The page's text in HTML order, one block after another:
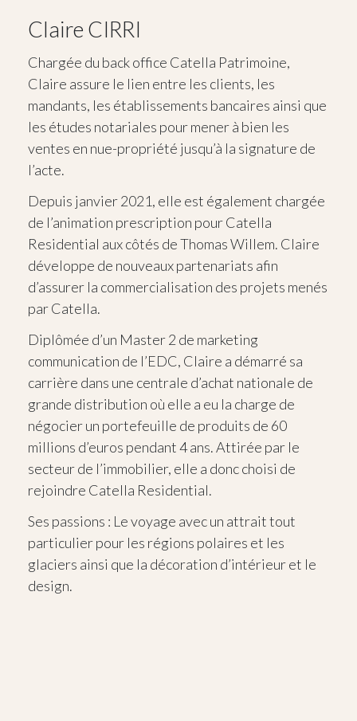
Claire CIRRI
Chargée du back office Catella Patrimoine,
Claire assure le lien entre les clients, les
mandants, les établissements bancaires ainsi que
les études notariales pour mener à bien les
ventes en nue-propriété jusqu’à la signature de
l’acte.
Depuis janvier 2021, elle est également chargée
de l’animation prescription pour Catella
Residential aux côtés de Thomas Willem. Claire
développe de nouveaux partenariats afin
d’assurer la commercialisation des projets menés
par Catella.
Diplômée d’un Master 2 de marketing
communication de l’EDC, Claire a démarré sa
carrière dans une centrale d’achat nationale de
grande distribution où elle a eu la charge de
négocier un portefeuille de produits de 60
millions d’euros pendant 4 ans. Attirée par le
secteur de l’immobilier, elle a donc choisi de
rejoindre Catella Residential.
Ses passions : Le voyage avec un attrait tout
particulier pour les régions polaires et les
glaciers ainsi que la décoration d’intérieur et le
design.